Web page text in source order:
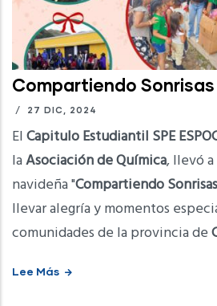
Compartiendo Sonrisas
/ 27 DIC, 2024
ElCapitulo Estudiantil SPE
laAsociación de Química, llevó
navideña "Compartiendo Sonrisas
llevar alegría y momentos
comunidades de la provincia de
Lee Más